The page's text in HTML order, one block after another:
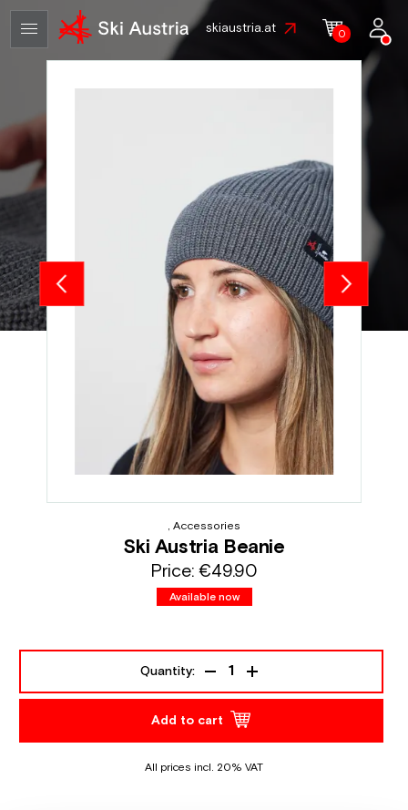
skiaustria.at 0
, Accessories
Ski Austria Beanie
Price: €49.90
Available now
Quantity:
Add to cart
All prices incl. 20% VAT